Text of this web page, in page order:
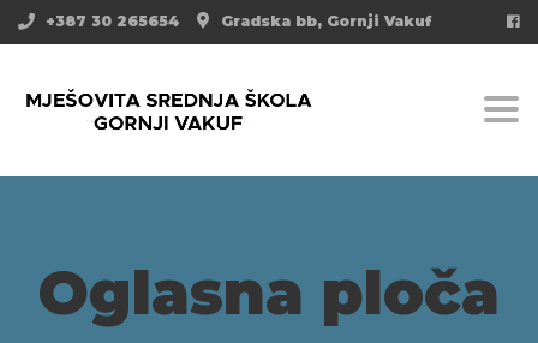
Gradska bb, Gornji Vakuf
+387 30 265654
Oglasna ploča